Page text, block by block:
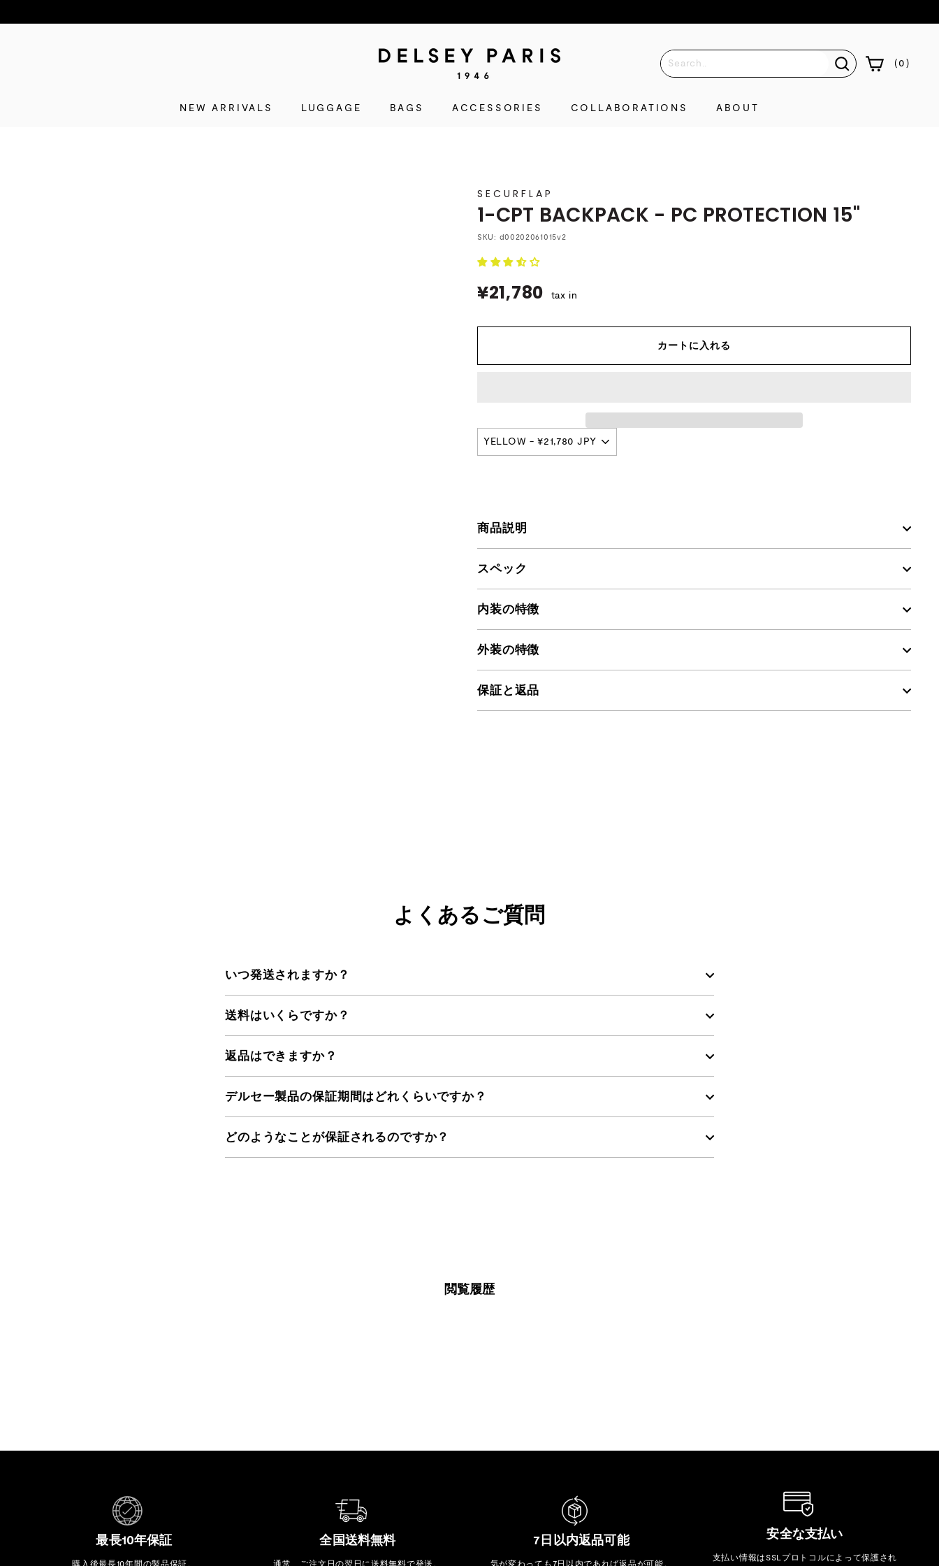
D
E
S
セ
ー)
公
式
ョ
プ
店
( 0 )
NEW ARRIVALS LUGGAGE BAGS ACCESSORIES COLLABORATIONS ABOUT
SECURFLAP
1-CPT BACKPACK - PC PROTECTION 15"
SKU: d00202061015v2
¥21,780 ¥21,780
tax in
カートに入れる
商品説明
スペック
内装の特徴
外装の特徴
保証と返品
よくあるご質問
いつ発送されますか？
送料はいくらですか？
返品はできますか？
デルセー製品の保証期間はどれくらいですか？
どのようなことが保証されるのですか？
閲覧履歴
最長10年保証
購入後最長10年間の製品保証。
全国送料無料
通常、ご注文日の翌日に送料無料で発送。
7日以内返品可能
気が変わっても7日以内であれば返品が可能。
安全な支払い
支払い情報はSSLプロトコルによって保護され